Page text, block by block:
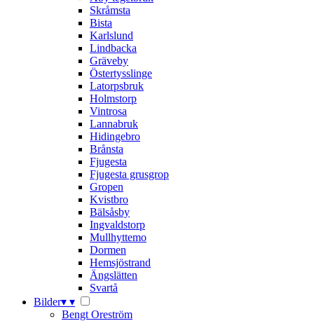
Skråmsta
Bista
Karlslund
Lindbacka
Gräveby
Östertysslinge
Latorpsbruk
Holmstorp
Vintrosa
Lannabruk
Hidingebro
Brånsta
Fjugesta
Fjugesta grusgrop
Gropen
Kvistbro
Bälsåsby
Ingvaldstorp
Mullhyttemo
Dormen
Hemsjöstrand
Ängslätten
Svartå
Bilder▾ ▾
Bengt Oreström